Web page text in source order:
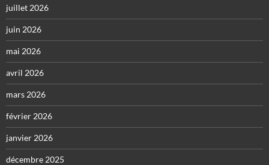
juillet 2026
juin 2026
mai 2026
avril 2026
mars 2026
février 2026
janvier 2026
décembre 2025